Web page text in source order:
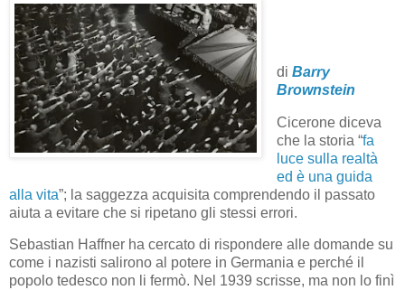
di Barry
Brownstein
Cicerone diceva
che la storia “fa
luce sulla realtà
ed è una guida
alla vita”; la saggezza acquisita comprendendo il passato
aiuta a evitare che si ripetano gli stessi errori.
Sebastian Haffner ha cercato di rispondere alle domande su
come i nazisti salirono al potere in Germania e perché il
popolo tedesco non li fermò. Nel 1939 scrisse, ma non lo finì